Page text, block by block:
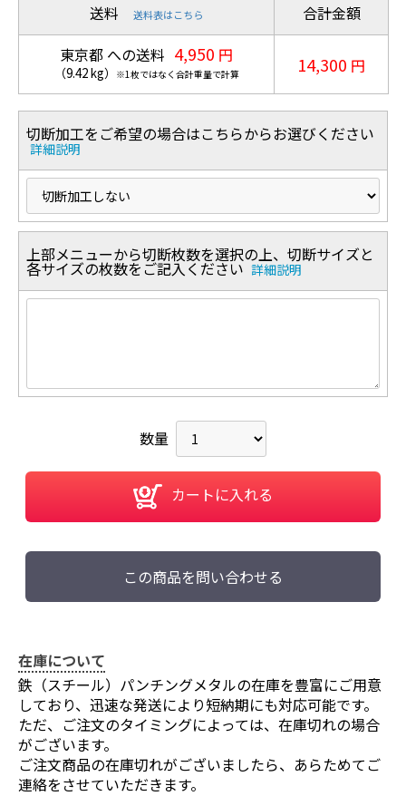
送料 送料表はこちら
東京都 への送料 4,950 円
（9.42kg） ※1枚ではなく合計重量で計算
合計金額
14,300 円
切断加工をご希望の場合はこちらからお選びください
詳細説明
上部メニューから切断枚数を選択の上、切断サイズと
各サイズの枚数をご記入ください 詳細説明
数量
カートに入れる
この商品を問い合わせる
在庫について
鉄（スチール）パンチングメタルの在庫を豊富にご用意
しており、迅速な発送により短納期にも対応可能です。
ただ、ご注文のタイミングによっては、在庫切れの場合
がございます。
ご注文商品の在庫切れがございましたら、あらためてご
連絡をさせていただきます。